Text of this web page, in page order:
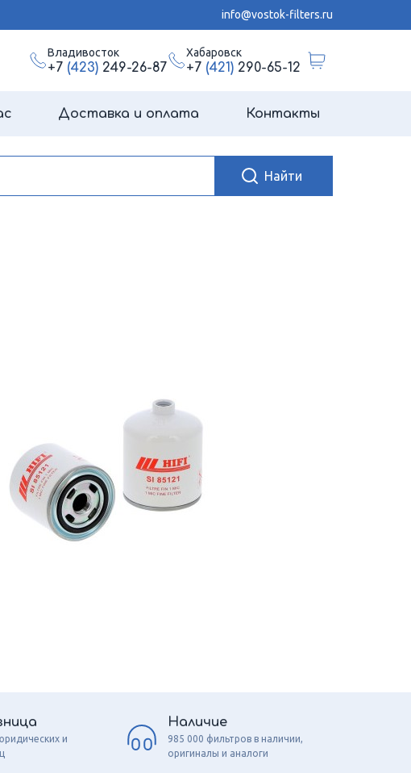
info@vostok-filters.ru
Владивосток
+7 (423)249-26-87
Хабаровск
+7 (421)290-65-12
Доставка и оплата Контакты
и
Наличие
985 000 фильтров в наличии,
оригиналы и аналоги